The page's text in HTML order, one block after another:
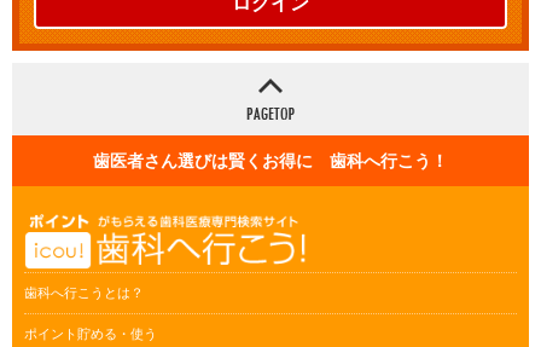
歯医者さん選びは賢くお得に 歯科へ行こう！
歯科へ行こうとは？
ポイント貯める・使う